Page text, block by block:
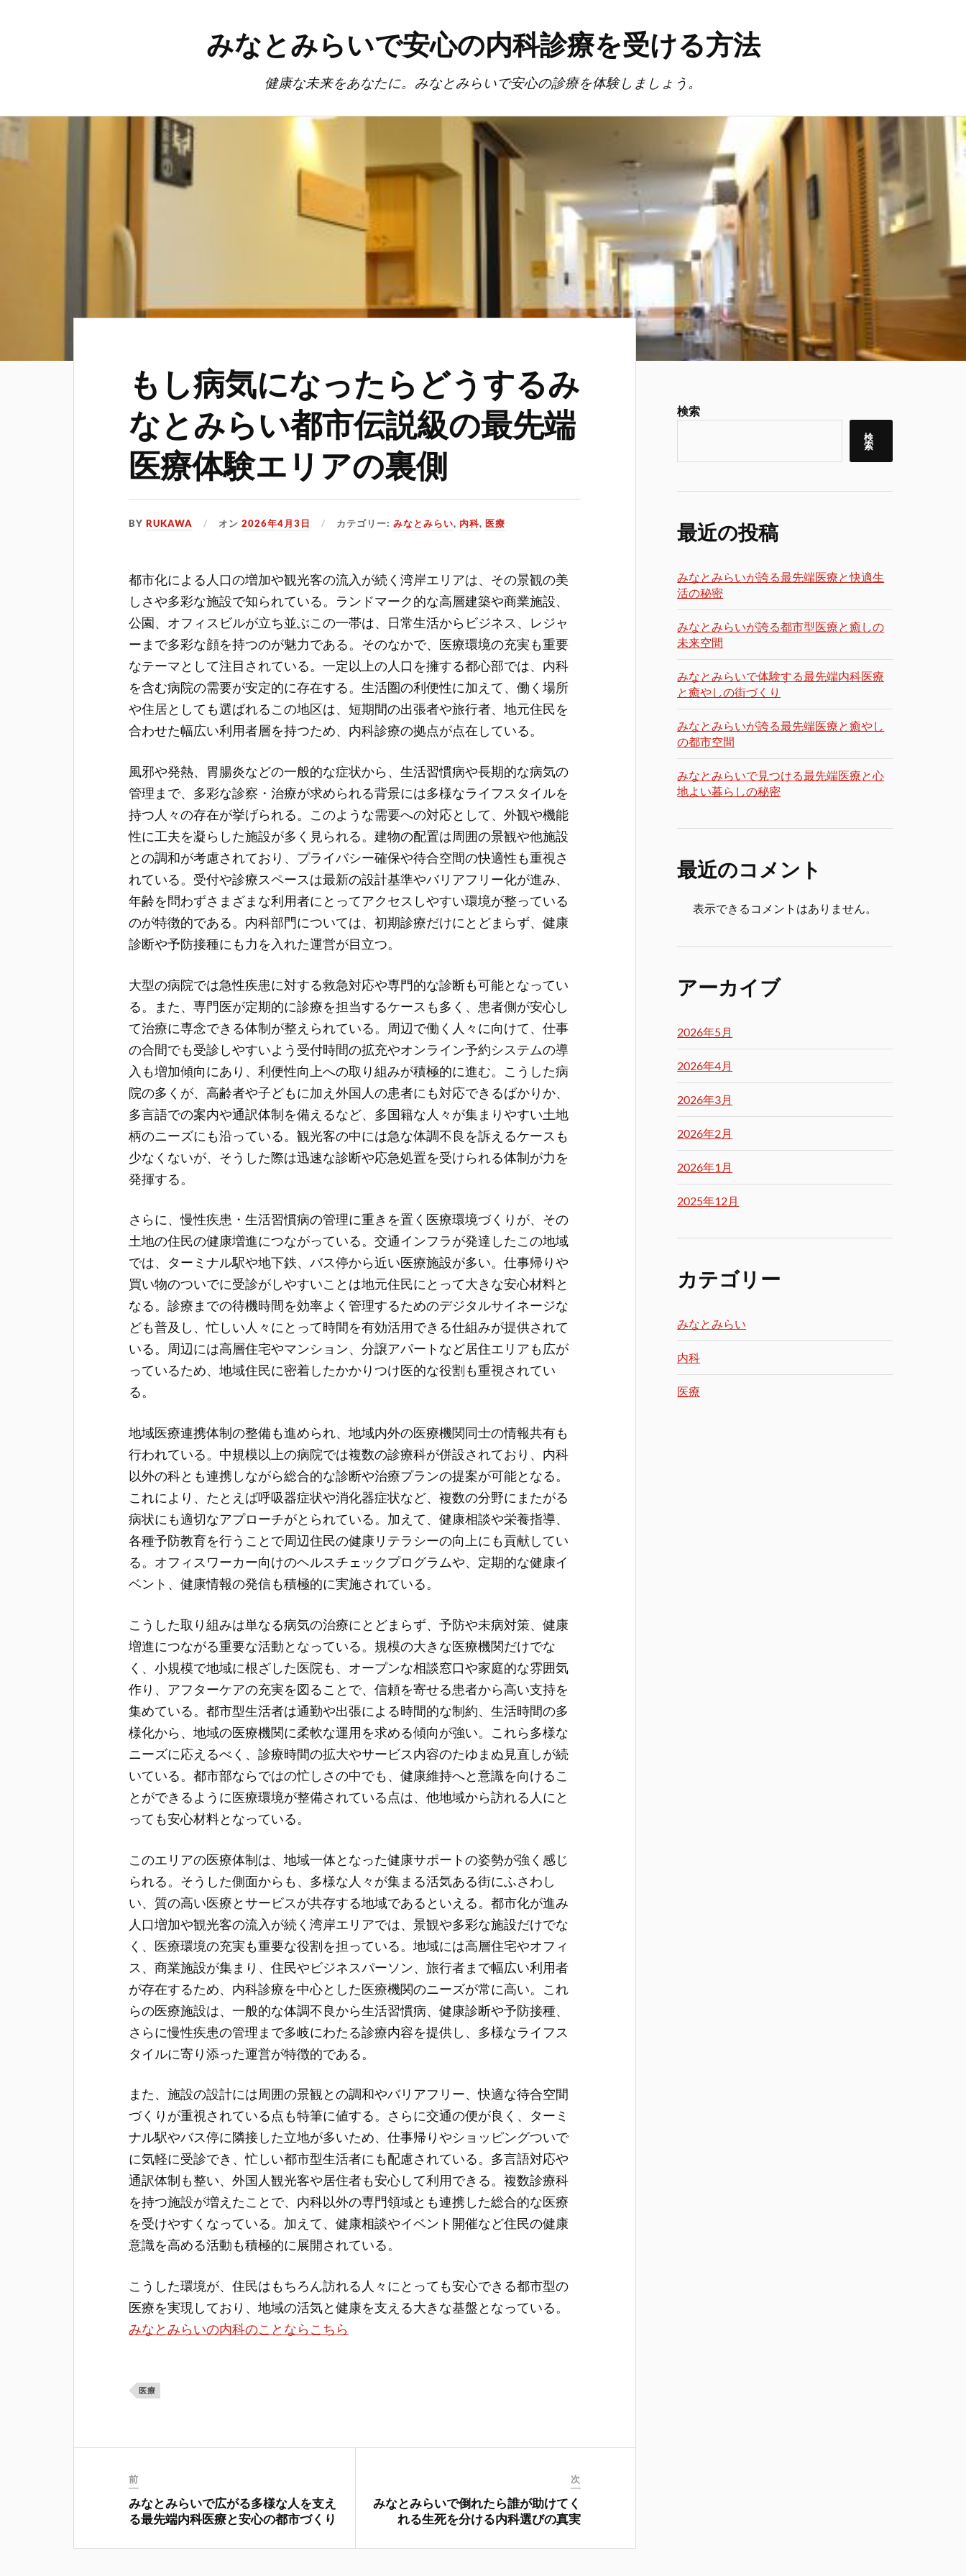
みなとみらいで安心の内科診療を受ける方法
健康な未来をあなたに。みなとみらいで安心の診療を体験しましょう。
もし病気になったらどうするみ
なとみらい都市伝説級の最先端
医療体験エリアの裏側
BYRUKAWA オン2026年4月3日 カテゴリー:みなとみらい, 内科, 医療
都市化による人口の増加や観光客の流入が続く湾岸エリアは、その景観の美
しさや多彩な施設で知られている。 ランドマーク的な高層建築や商業施設、
公園、オフィスビルが立ち並ぶこの一帯は、日常生活からビジネス、レジャ
ーまで多彩な顔を持つのが魅力である。そのなかで、医療環境の充実も重要
なテーマとして注目されている。一定以上の人口を擁する都心部では、内科
を含む病院の需要が安定的に存在する。生活圏の利便性に加えて、働く場所
や住居としても選ばれるこの地区は、短期間の出張者や旅行者、地元住民を
合わせた幅広い利用者層を持つため、内科診療の拠点が点在している。
風邪や発熱、胃腸炎などの一般的な症状から、生活習慣病や長期的な病気の
管理まで、多彩な診察・治療が求められる背景には多様なライフスタイルを
持つ人々の存在が挙げられる。このような需要への対応として、外観や機能
性に工夫を凝らした施設が多く見られる。建物の配置は周囲の景観や他施設
との調和が考慮されており、プライバシー確保や待合空間の快適性も重視さ
れている。受付や診療スペースは最新の設計基準やバリアフリー化が進み、
年齢を問わずさまざまな利用者にとってアクセスしやすい環境が整っている
のが特徴的である。内科部門については、初期診療だけにとどまらず、健康
診断や予防接種にも力を入れた運営が目立つ。
大型の病院では急性疾患に対する救急対応や専門的な診断も可能となってい
る。また、専門医が定期的に診療を担当するケースも多く、患者側が安心し
て治療に専念できる体制が整えられている。周辺で働く人々に向けて、仕事
の合間でも受診しやすいよう受付時間の拡充やオンライン予約システムの導
入も増加傾向にあり、利便性向上への取り組みが積極的に進む。こうした病
院の多くが、高齢者や子どもに加え外国人の患者にも対応できるばかりか、
多言語での案内や通訳体制を備えるなど、多国籍な人々が集まりやすい土地
柄のニーズにも沿っている。観光客の中には急な体調不良を訴えるケースも
少なくないが、そうした際は迅速な診断や応急処置を受けられる体制が力を
発揮する。
さらに、慢性疾患・生活習慣病の管理に重きを置く医療環境づくりが、その
土地の住民の健康増進につながっている。交通インフラが発達したこの地域
では、ターミナル駅や地下鉄、バス停から近い医療施設が多い。仕事帰りや
買い物のついでに受診がしやすいことは地元住民にとって大きな安心材料と
なる。診療までの待機時間を効率よく管理するためのデジタルサイネージな
ども普及し、忙しい人々にとって時間を有効活用できる仕組みが提供されて
いる。周辺には高層住宅やマンション、分譲アパートなど居住エリアも広が
っているため、地域住民に密着したかかりつけ医的な役割も重視されてい
る。
地域医療連携体制の整備も進められ、地域内外の医療機関同士の情報共有も
行われている。中規模以上の病院では複数の診療科が併設されており、内科
以外の科とも連携しながら総合的な診断や治療プランの提案が可能となる。
これにより、たとえば呼吸器症状や消化器症状など、複数の分野にまたがる
病状にも適切なアプローチがとられている。加えて、健康相談や栄養指導、
各種予防教育を行うことで周辺住民の健康リテラシーの向上にも貢献してい
る。オフィスワーカー向けのヘルスチェックプログラムや、定期的な健康イ
ベント、健康情報の発信も積極的に実施されている。
こうした取り組みは単なる病気の治療にとどまらず、予防や未病対策、健康
増進につながる重要な活動となっている。規模の大きな医療機関だけでな
く、小規模で地域に根ざした医院も、オープンな相談窓口や家庭的な雰囲気
作り、アフターケアの充実を図ることで、信頼を寄せる患者から高い支持を
集めている。都市型生活者は通勤や出張による時間的な制約、生活時間の多
様化から、地域の医療機関に柔軟な運用を求める傾向が強い。これら多様な
ニーズに応えるべく、診療時間の拡大やサービス内容のたゆまぬ見直しが続
いている。都市部ならではの忙しさの中でも、健康維持へと意識を向けるこ
とができるように医療環境が整備されている点は、他地域から訪れる人にと
っても安心材料となっている。
このエリアの医療体制は、地域一体となった健康サポートの姿勢が強く感じ
られる。そうした側面からも、多様な人々が集まる活気ある街にふさわし
い、質の高い医療とサービスが共存する地域であるといえる。都市化が進み
人口増加や観光客の流入が続く湾岸エリアでは、景観や多彩な施設だけでな
く、医療環境の充実も重要な役割を担っている。地域には高層住宅やオフィ
ス、商業施設が集まり、住民やビジネスパーソン、旅行者まで幅広い利用者
が存在するため、内科診療を中心とした医療機関のニーズが常に高い。これ
らの医療施設は、一般的な体調不良から生活習慣病、健康診断や予防接種、
さらに慢性疾患の管理まで多岐にわたる診療内容を提供し、多様なライフス
タイルに寄り添った運営が特徴的である。
また、施設の設計には周囲の景観との調和やバリアフリー、快適な待合空間
づくりが重視されている点も特筆に値する。さらに交通の便が良く、ターミ
ナル駅やバス停に隣接した立地が多いため、仕事帰りやショッピングついで
に気軽に受診でき、忙しい都市型生活者にも配慮されている。多言語対応や
通訳体制も整い、外国人観光客や居住者も安心して利用できる。複数診療科
を持つ施設が増えたことで、内科以外の専門領域とも連携した総合的な医療
を受けやすくなっている。加えて、健康相談やイベント開催など住民の健康
意識を高める活動も積極的に展開されている。
こうした環境が、住民はもちろん訪れる人々にとっても安心できる都市型の
医療を実現しており、地域の活気と健康を支える大きな基盤となっている。
みなとみらいの内科のことならこちら
医療
前
みなとみらいで広がる多様な人を支え
る最先端内科医療と安心の都市づくり
次
みなとみらいで倒れたら誰が助けてく
れる生死を分ける内科選びの真実
検索
検
索
最近の投稿
みなとみらいが誇る最先端医療と快適生
活の秘密
みなとみらいが誇る都市型医療と癒しの
未来空間
みなとみらいで体験する最先端内科医療
と癒やしの街づくり
みなとみらいが誇る最先端医療と癒やし
の都市空間
みなとみらいで見つける最先端医療と心
地よい暮らしの秘密
最近のコメント
表示できるコメントはありません。
アーカイブ
2026年5月
2026年4月
2026年3月
2026年2月
2026年1月
2025年12月
カテゴリー
みなとみらい
内科
医療